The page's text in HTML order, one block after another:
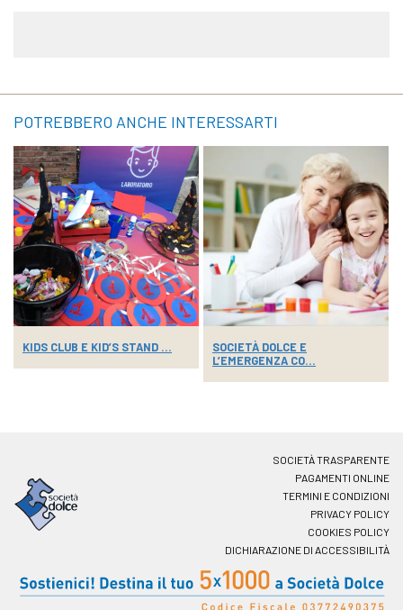
POTREBBERO ANCHE INTERESSARTI
KIDS CLUB E KID’S STAND ...
SOCIETÀ DOLCE E
L’EMERGENZA CO...
SOCIETÀ TRASPARENTE
PAGAMENTI ONLINE
TERMINI E CONDIZIONI
PRIVACY POLICY
COOKIES POLICY
DICHIARAZIONE DI ACCESSIBILITÀ